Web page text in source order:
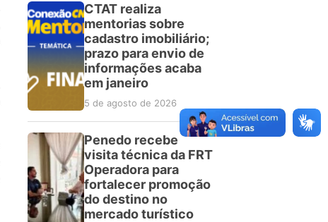
CTAT realiza
mentorias sobre
cadastro imobiliário;
prazo para envio de
informações acaba
em janeiro
5 de agosto de 2026
Penedo recebe
visita técnica da FRT
Operadora para
fortalecer promoção
do destino no
mercado turístico